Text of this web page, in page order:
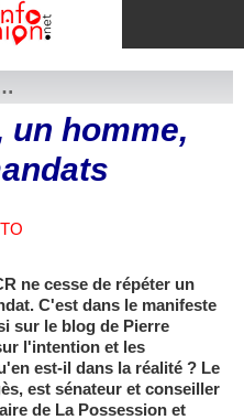
un homme,
ne cesse de répéter un
C'est dans le manifeste
sur le blog de Pierre
l'intention et les
est-il dans la réalité ? Le
est sénateur et conseiller
de La Possession et